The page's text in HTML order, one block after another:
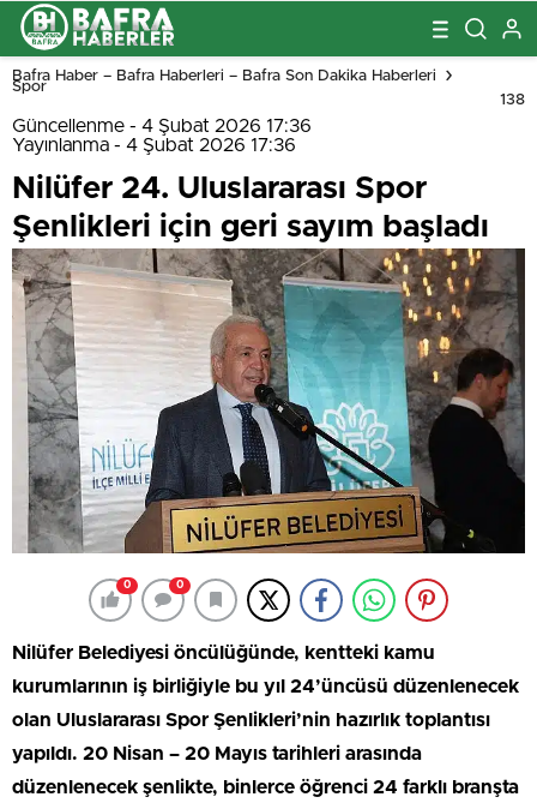
Bafra Haber – Bafra Haberleri – Bafra Son Dakika Haberleri
Spor
138
Güncellenme - 4 Şubat 2026 17:36
Yayınlanma - 4 Şubat 2026 17:36
Nilüfer 24. Uluslararası Spor
Şenlikleri için geri sayım başladı
0 0
Nilüfer Belediyesi öncülüğünde, kentteki kamu
kurumlarının iş birliğiyle bu yıl 24’üncüsü düzenlenecek
olan Uluslararası Spor Şenlikleri’nin hazırlık toplantısı
yapıldı. 20 Nisan – 20 Mayıs tarihleri arasında
düzenlenecek şenlikte, binlerce öğrenci 24 farklı branşta